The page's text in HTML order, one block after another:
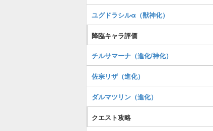
ユグドラシルα（獣神化）
降臨キャラ評価
チルサマーナ（進化/神化）
佐宗リザ（進化）
ダルマツリン（進化）
クエスト攻略